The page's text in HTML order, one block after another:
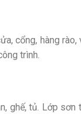
cổng, hàng
trình.
tủ. Lớp